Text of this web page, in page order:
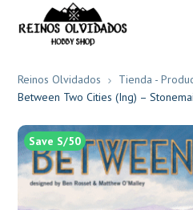
Reinos Olvidados Tienda -
Between Two Cities (Ing) –
Save S/50